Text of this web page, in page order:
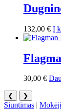
132,00 € Į
30,00 €
❮ ❯
Siuntimas